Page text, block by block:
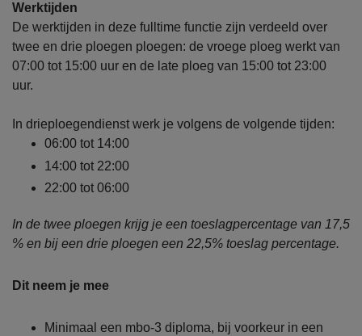
Werktijden
De werktijden in deze fulltime functie zijn verdeeld over
twee en drie ploegen ploegen: de vroege ploeg werkt van
07:00 tot 15:00 uur en de late ploeg van 15:00 tot 23:00
uur.
In drieploegendienst werk je volgens de volgende tijden:
06:00 tot 14:00
14:00 tot 22:00
22:00 tot 06:00
In de twee ploegen krijg je een toeslagpercentage van 17,5
% en bij een drie ploegen een 22,5% toeslag percentage.
Dit neem je mee
Minimaal een mbo-3 diploma, bij voorkeur in een